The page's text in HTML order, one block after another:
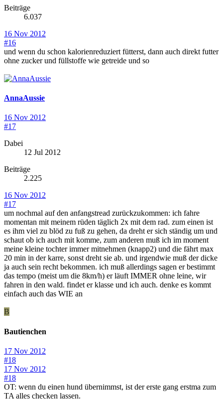
Beiträge
6.037
16 Nov 2012
#16
und wenn du schon kalorienreduziert fütterst, dann auch direkt futter
ohne zucker und füllstoffe wie getreide und so
AnnaAussie
16 Nov 2012
#17
Dabei
12 Jul 2012
Beiträge
2.225
16 Nov 2012
#17
um nochmal auf den anfangstread zurückzukommen: ich fahre
momentan mit meinem rüden täglich 2x mit dem rad. zum einen ist
es ihm viel zu blöd zu fuß zu gehen, da dreht er sich ständig um und
schaut ob ich auch mit komme, zum anderen muß ich im moment
meine kleine tochter immer mitnehmen (knapp2) und die fährt max
20 min in der karre, sonst dreht sie ab. und irgendwie muß der dicke
ja auch sein recht bekommen. ich muß allerdings sagen er bestimmt
das tempo (meist um die 8km/h) er läuft IMMER ohne leine, wir
fahren in den wald. findet er klasse und ich auch. denke es kommt
einfach auch das WIE an
B
Bautienchen
17 Nov 2012
#18
17 Nov 2012
#18
OT: wenn du einen hund übernimmst, ist der erste gang erstma zum
TA alles checken lassen.